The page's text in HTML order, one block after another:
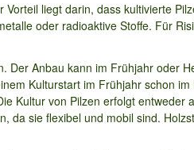
liegt darin, dass kultivierte
oder radioaktive Stoffe. Für
Der Anbau kann im Frühjahr oder
Kulturstart im Frühjahr schon
Kultur von Pilzen erfolgt entweder
da sie flexibel und mobil sind.